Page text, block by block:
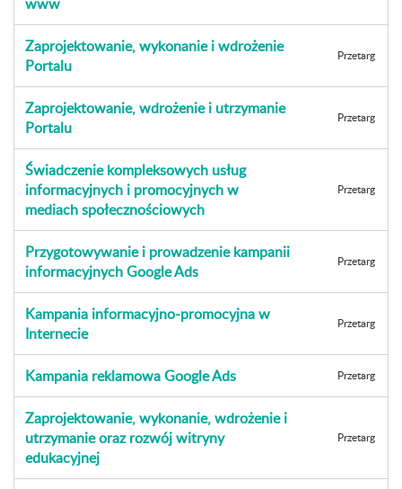
Zaprojektowanie, wykonanie i wdrożenie
Portalu
Przetarg
Zaprojektowanie, wdrożenie i utrzymanie
Portalu
Przetarg
Świadczenie kompleksowych usług
informacyjnych i promocyjnych w
mediach społecznościowych
Przetarg
Przygotowywanie i prowadzenie kampanii
informacyjnych Google Ads
Przetarg
Kampania informacyjno-promocyjna w
Internecie
Przetarg
Kampania reklamowa Google Ads Przetarg
Zaprojektowanie, wykonanie, wdrożenie i
utrzymanie oraz rozwój witryny
edukacyjnej
Przetarg